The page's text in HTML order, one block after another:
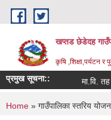
Skip to main content
खप्तड छेडेदह
कृषि ,शिक्षा,पर्यटन र
प्रमुख सूचना:: मा.वि. तह
You are here
Home » गाउँपालिका स्तरिय